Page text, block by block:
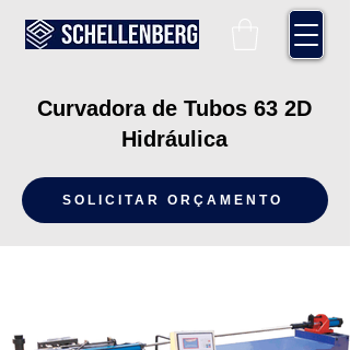
Curvadora de Tubos 63 2D
Hidráulica
SOLICITAR ORÇAMENTO